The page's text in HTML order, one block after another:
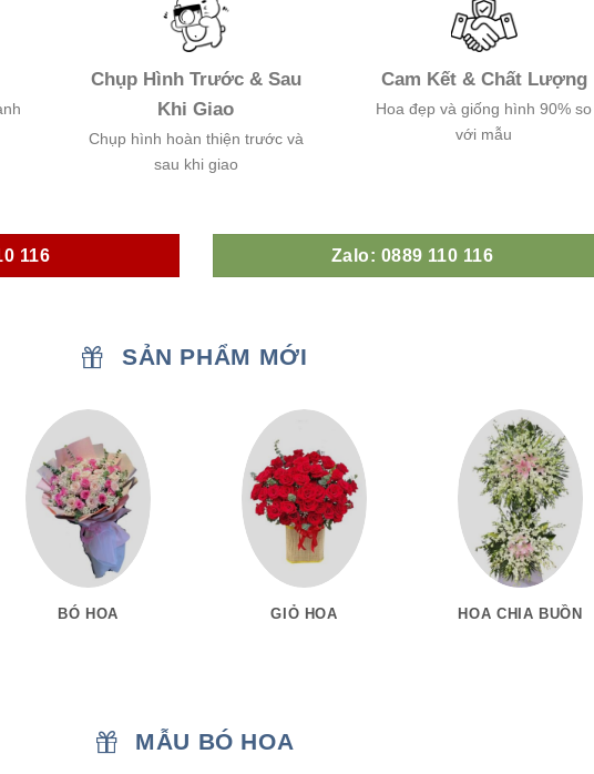
Chụp Hình Trước & Sau
Khi Giao
Chụp hình hoàn thiện trước và
sau khi giao
Cam Kết & Chất Lượng
Hoa đẹp và giống hình 90% so
với mẫu
116 Zalo: 0889 110 116
SẢN PHẨM MỚI
BÓ HOA GIỎ HOA HOA CHIA BUỒN
MẪU BÓ HOA